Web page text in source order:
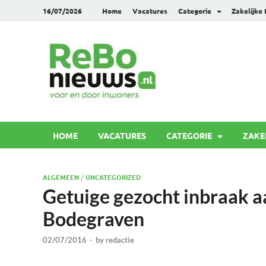
16/07/2026 Home Vacatures Categorie Zakelijke
HOME VACATURES CATEGORIE
ALGEMEEN /UNCATEGORIZED
Getuige gezocht inbraak
Bodegraven
02/07/2016 - by redactie